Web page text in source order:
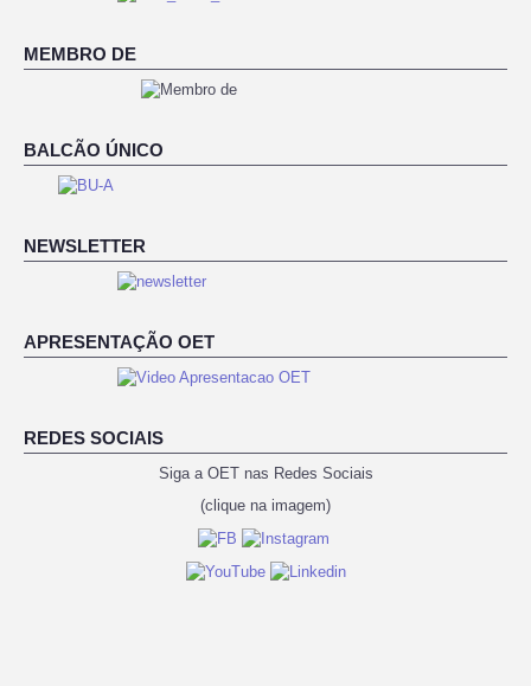
MEMBRO DE
BALCÃO ÚNICO
NEWSLETTER
APRESENTAÇÃO OET
REDES SOCIAIS
Siga a OET nas Redes Sociais
(clique na imagem)